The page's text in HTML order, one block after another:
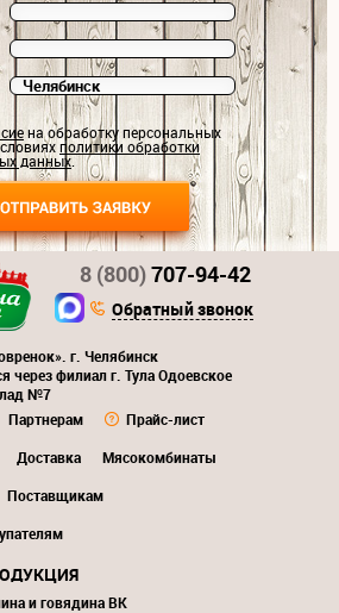
на обработку персональных
политики обработки
данных.
г. Челябинск
через филиал г. Тула Одоевское
№7
Партнерам
Прайс-лист
Доставка
Мясокомбинаты
Поставщикам
8 (800)707-94-42
Обратный звонок
и говядина ВК